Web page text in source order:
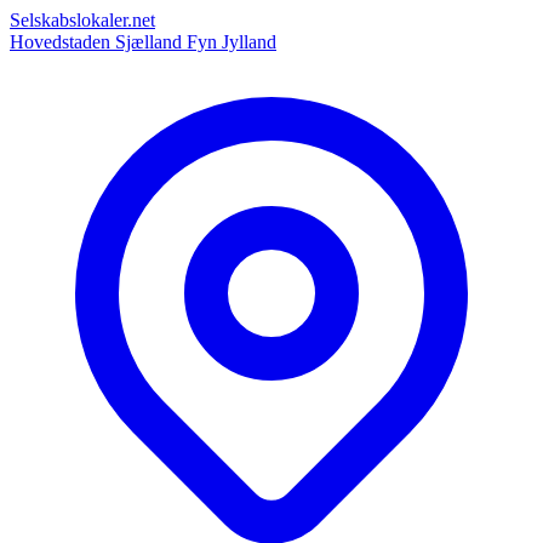
Selskabslokaler.net
Hovedstaden Sjælland Fyn Jylland